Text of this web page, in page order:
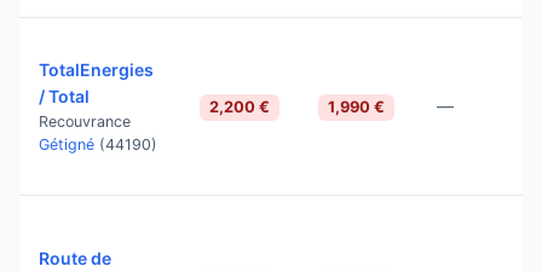
TotalEnergies
/ Total
Recouvrance
Gétigné (44190)
2,200 € 1,990 € —
Route de